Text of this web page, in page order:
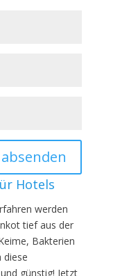
Hotels
werden
tief aus der
Bakterien
diese
günstig! Jetzt